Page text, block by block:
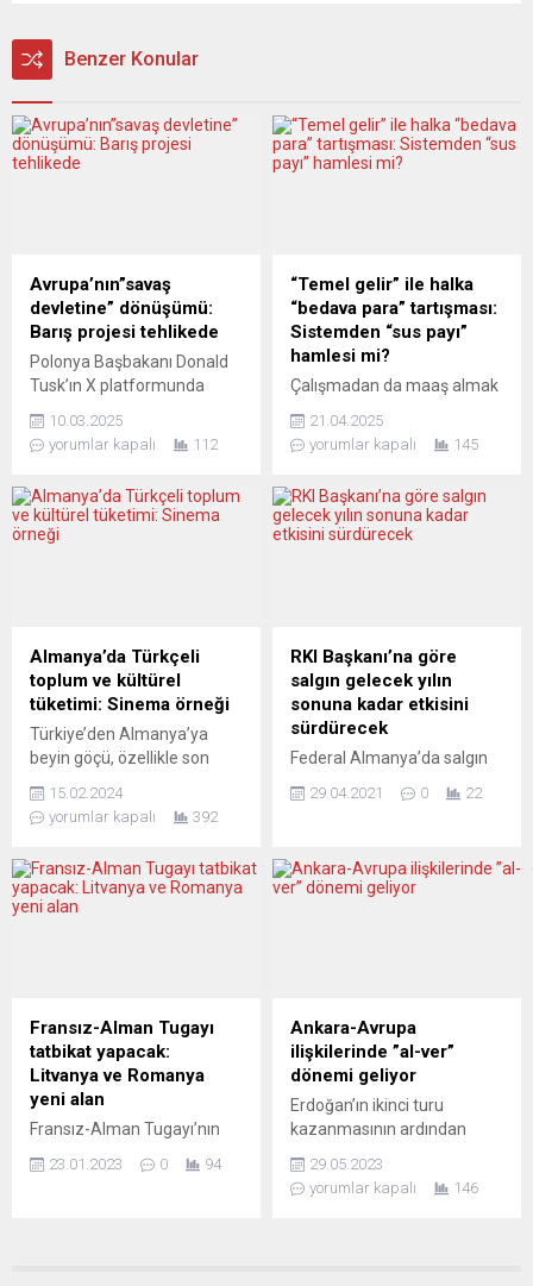
Benzer Konular
Avrupa’nın”savaş
devletine” dönüşümü:
Barış projesi tehlikede
Polonya Başbakanı Donald
Tusk’ın X platformunda
itibaren Avrupa, Rusya’dan
daha akıllı ve hızlı bir şekilde
Avrupa’nın barıştan
uzaklaşarak savaş yönelimli
idealinden giderek
uzaklaştığını ve kendi eliyle
bir yıkım sürecine
AVRUPA,...
10.03.2025
yorumlar kapalı
112
“Temel gelir” ile halka
“bedava para” tartışması:
Sistemden “sus payı”
hamlesi mi?
Çalışmadan da maaş almak
radikal sorunun peşinden
giderek dünyanın en
gelir deneylerinden birini
gerçekleştirdi. Sadece
Bu para gerçekten
özgürleştirici mi, yoksa yeni
bir kontrol mekanizması
mı?.. buna geçmeden önce
kısmına...
21.04.2025
yorumlar kapalı
145
Almanya’da Türkçeli
toplum ve kültürel
tüketimi: Sinema örneği
Türkiye’den Almanya’ya
beyin göçü, özellikle son
beyin göçü”, yeni boyutlar
kazanıyor. Çeşitli dallardaki
alanında etkili oluyor. Yeni ve
şaşırtıcı sonuçlarla karşı
tamamlamaya çalışan genç
kuşak “sinema
aktivistlerinden” Yusuf
Buhurcu sorularımızı
yanıtladı. – Artık...
15.02.2024
yorumlar kapalı
392
RKI Başkanı’na göre
salgın gelecek yılın
sonuna kadar etkisini
sürdürecek
Federal Almanya’da salgın
sorumlu Robert Koch
(Covid-19) salgınının 2022
sonuna kadar süreceği
ortaya çıkmasından bu yana
Almanya’da yaklaşık 3
milyon 350 bin vaka
saptandığını hatırlatarak,
“Virüs sınır tanımıyor. Salgın
ile mücadele...
29.04.2021 0 22
Fransız-Alman Tugayı
tatbikat yapacak:
Litvanya ve Romanya
yeni alan
Fransız-Alman Tugayı’nın
ve Romanya’da tatbikat
23.01.2023 0 94
Ankara-Avrupa
ilişkilerinde ”al-ver”
dönemi geliyor
Erdoğan’ın ikinci turu
kazanmasının ardından
mesajları geldi, ancak
uzmanlar yeni dönemde
29.05.2023
yorumlar kapalı
146